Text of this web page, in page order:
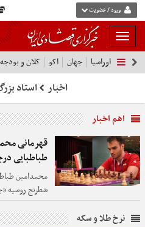
ورود / عضویت
بار
و
بسته
نمودن
اوراسیا جهان اکو کلان و بودجه
اخبار استاد
اهم اخبار
قهرمانی
طباطبایی
محمدامین
شطرنج روسیه
نرخ طلا و سکه